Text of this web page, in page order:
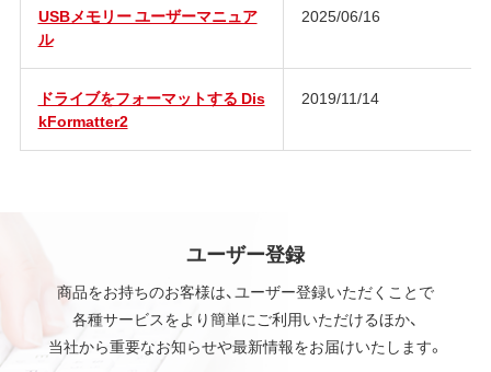
USBメモリー ユーザーマニュア
ル
2025/06/16
ドライブをフォーマットする Dis
kFormatter2
2019/11/14
ユーザー登録
商品をお持ちのお客様は、ユーザー登録いただくことで
各種サービスをより簡単にご利用いただけるほか、
当社から重要なお知らせや最新情報をお届けいたします。